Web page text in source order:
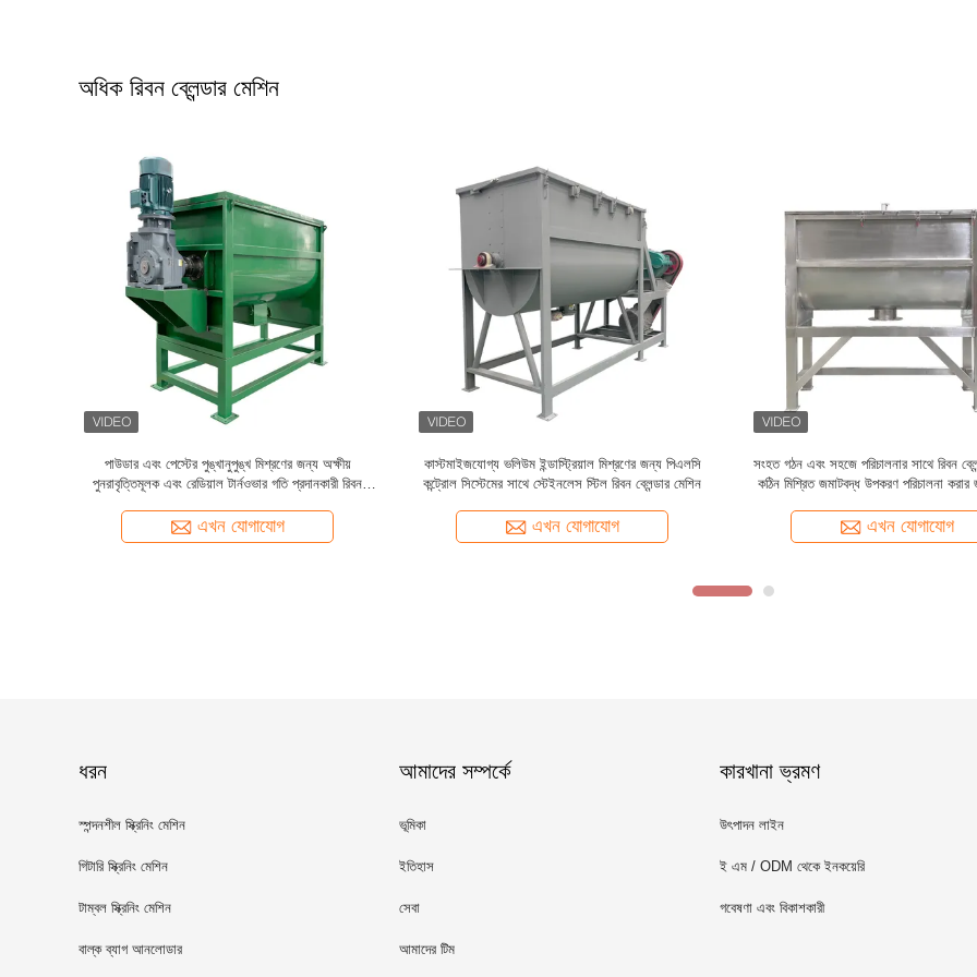
অধিক রিবন ব্লেন্ডার মেশিন
পাউডার মিশ্রণের জন্য ডুয়াল হেলিকাল ব্লেড এবং ট্রান্সমিশন
উপাদান সহ ভারী শুল্কের ফিতা ব্লেন্ডার মেশিন
এখন যোগাযোগ
উচ্চ সান্দ্রতা সম্পন্ন পাউডার এবং কণা মিশ্রণের জন্য ডিজাইন
করা হয়েছে, যা অখণ্ডতা বজায় রাখে এবং মসৃণ অপারেশন প্রদান
এখন যোগাযোগ
রিবন ব্লেন্ডার মেশিন পাউডার গ্রানুলাস এবং
মিশ্রণের জন্য যা অভিন্ন এবং নিখুঁত উপাদান
এখন যোগাযোগ
ধরন
স্পন্দনশীল স্ক্রিনিং মেশিন
গিটারি স্ক্রিনিং মেশিন
টাম্বল স্ক্রিনিং মেশিন
বাল্ক ব্যাগ আনলোডার
আমাদের সম্পর্কে
ভূমিকা
ইতিহাস
সেবা
আমাদের টিম
কারখানা ভ্রমণ
উৎপাদন লাইন
ই এম / ODM থেকে ইনকয়েরি
গবেষণা এবং বিকাশকারী